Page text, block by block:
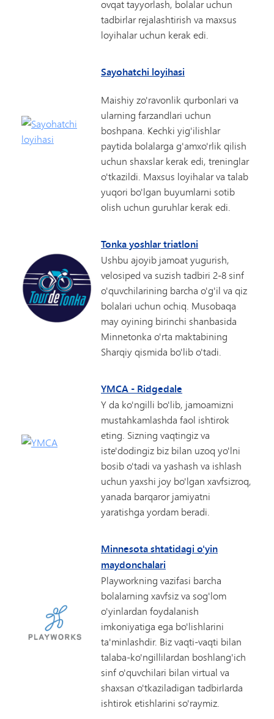
ovqat tayyorlash, bolalar uchun
tadbirlar rejalashtirish va maxsus
loyihalar uchun kerak edi.
Sayohatchi loyihasi
Maishiy zo'ravonlik qurbonlari va
ularning farzandlari uchun
boshpana. Kechki yig'ilishlar
paytida bolalarga g'amxo'rlik qilish
uchun shaxslar kerak edi, treninglar
o'tkazildi. Maxsus loyihalar va talab
yuqori bo'lgan buyumlarni sotib
olish uchun guruhlar kerak edi.
Tonka yoshlar triatloni
Ushbu ajoyib jamoat yugurish,
velosiped va suzish tadbiri 2-8 sinf
o'quvchilarining barcha o'g'il va qiz
bolalari uchun ochiq. Musobaqa
may oyining birinchi shanbasida
Minnetonka o'rta maktabining
Sharqiy qismida bo'lib o'tadi.
YMCA - Ridgedale
Y da ko'ngilli bo'lib, jamoamizni
mustahkamlashda faol ishtirok
eting. Sizning vaqtingiz va
iste'dodingiz biz bilan uzoq yo'lni
bosib o'tadi va yashash va ishlash
uchun yaxshi joy bo'lgan xavfsizroq,
yanada barqaror jamiyatni
yaratishga yordam beradi.
Minnesota shtatidagi o'yin
maydonchalari
Playworkning vazifasi barcha
bolalarning xavfsiz va sog'lom
o'yinlardan foydalanish
imkoniyatiga ega bo'lishlarini
ta'minlashdir. Biz vaqti-vaqti bilan
talaba-ko'ngillilardan boshlang'ich
sinf o'quvchilari bilan virtual va
shaxsan o'tkaziladigan tadbirlarda
ishtirok etishlarini so'raymiz.